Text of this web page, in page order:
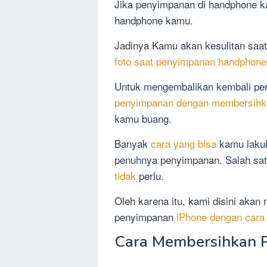
Jika penyimpanan di handphone
handphone kamu.
Jadinya Kamu akan kesulitan
foto saat penyimpanan
Untuk mengembalikan kembali
penyimpanan dengan
kamu buang.
Banyak cara yang bisa kamu
penuhnya penyimpanan. Salah
tidak perlu.
Oleh karena itu, kami disini akan
penyimpanan iPhone dengan
Cara Membersihkan